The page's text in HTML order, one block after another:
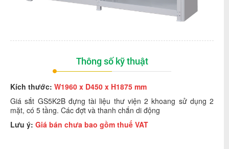
Thông số kỹ thuật
Kích thước: W1960 x D450 x H1875 mm
Giá sắt GS5K2B đựng tài liệu thư viện 2 khoang sử dụng 2
mặt, có 5 tầng. Các đợt và thanh chắn di động
Lưu ý: Giá bán chưa bao gồm thuế VAT